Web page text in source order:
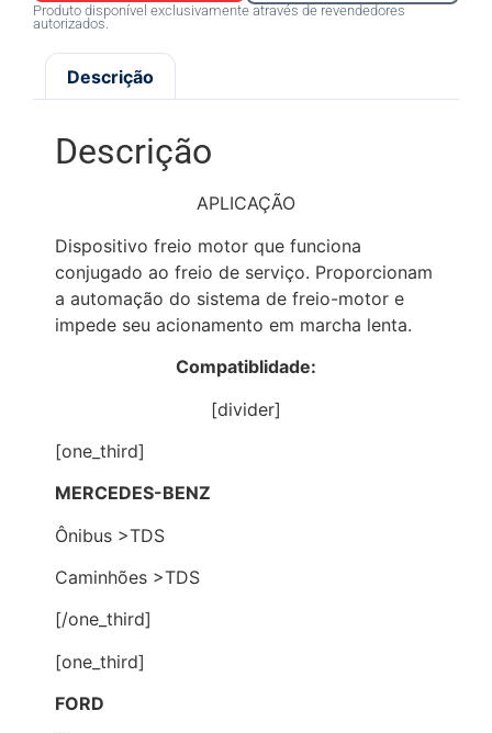
Produto disponível exclusivamente através de revendedores
autorizados.
Descrição
Descrição
APLICAÇÃO
Dispositivo freio motor que funciona
conjugado ao freio de serviço. Proporcionam
a automação do sistema de freio-motor e
impede seu acionamento em marcha lenta.
Compatiblidade:
[divider]
[one_third]
MERCEDES-BENZ
Ônibus >TDS
Caminhões >TDS
[/one_third]
[one_third]
FORD